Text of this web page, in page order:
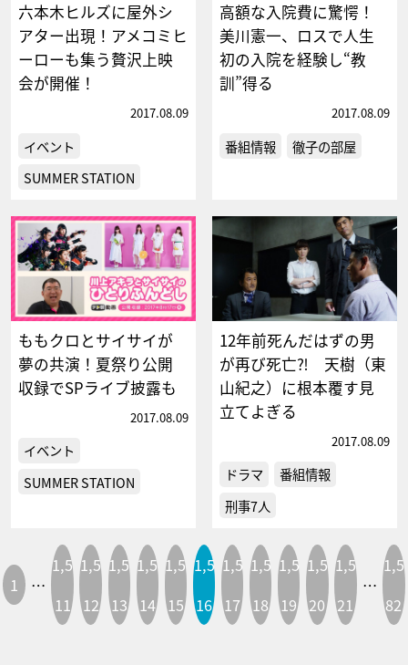
六本木ヒルズに屋外シ
アター出現！アメコミヒ
ーローも集う贅沢上映
会が開催！
2017.08.09
イベント
SUMMER STATION
高額な入院費に驚愕！
美川憲一、ロスで人生
初の入院を経験し“教
訓”得る
2017.08.09
番組情報 徹子の部屋
ももクロとサイサイが
夢の共演！夏祭り公開
収録でSPライブ披露も
2017.08.09
イベント
SUMMER STATION
12年前死んだはずの男
が再び死亡⁈ 天樹（東
山紀之）に根本覆す見
立てよぎる
2017.08.09
ドラマ
番組情報
刑事7人
1 …
1,5
11
1,5
12
1,5
13
1,5
14
1,5
15
1,5
16
1,5
17
1,5
18
1,5
19
1,5
20
1,5
21
…
1,5
82